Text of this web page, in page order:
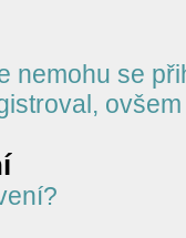
nemohu se